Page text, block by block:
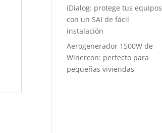
iDialog: protege tus equipos
con un SAI de fácil
instalación
Aerogenerador 1500W de
Winercon: perfecto para
pequeñas viviendas